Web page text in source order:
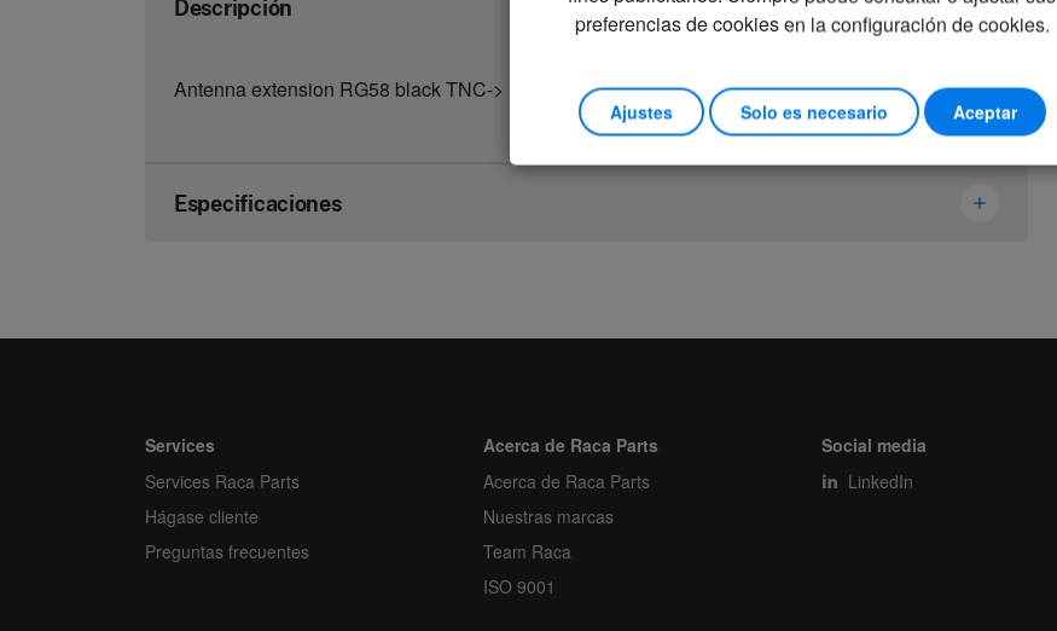
Descripción
Antenna extension RG58 black TNC-> 1,0m ->TNC Unit with holder
Especificaciones
Article number
56501300-L01.00M
Unit
Piece
Minimum order quantity
1
Order multiple
1
preferencias de cookies en la configuración de cookies.
Ajustes Solo es necesario Aceptar
Services
Services Raca Parts
Hágase cliente
Preguntas frecuentes
Acerca de Raca Parts
Acerca de Raca Parts
Nuestras marcas
Team Raca
ISO 9001
Social media
LinkedIn